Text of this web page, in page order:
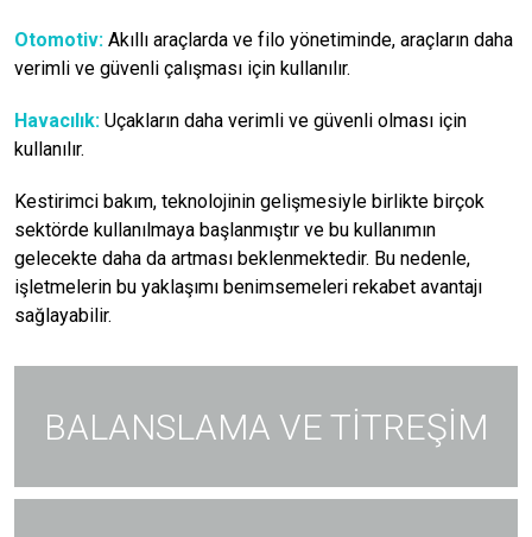
Otomotiv: Akıllı araçlarda ve filo yönetiminde, araçların daha
verimli ve güvenli çalışması için kullanılır.
Havacılık: Uçakların daha verimli ve güvenli olması için
kullanılır.
Kestirimci bakım, teknolojinin gelişmesiyle birlikte birçok
sektörde kullanılmaya başlanmıştır ve bu kullanımın
gelecekte daha da artması beklenmektedir. Bu nedenle,
işletmelerin bu yaklaşımı benimsemeleri rekabet avantajı
sağlayabilir.
BALANSLAMA VE TİTREŞİM